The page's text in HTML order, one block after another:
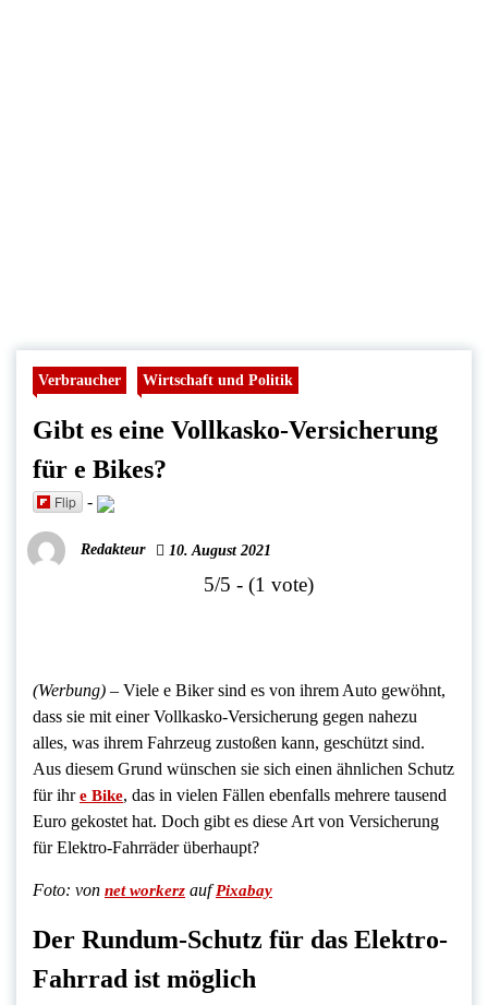
Verbraucher Wirtschaft und Politik
Gibt es eine Vollkasko-Versicherung
für e Bikes?
Flip -
Redakteur 10. August 2021
5/5 - (1 vote)
(Werbung) – Viele e Biker sind es von ihrem Auto gewöhnt,
dass sie mit einer Vollkasko-Versicherung gegen nahezu
alles, was ihrem Fahrzeug zustoßen kann, geschützt sind.
Aus diesem Grund wünschen sie sich einen ähnlichen Schutz
für ihre Bike, das in vielen Fällen ebenfalls mehrere tausend
Euro gekostet hat. Doch gibt es diese Art von Versicherung
für Elektro-Fahrräder überhaupt?
Foto: von net workerz aufPixabay
Der Rundum-Schutz für das Elektro-
Fahrrad ist möglich